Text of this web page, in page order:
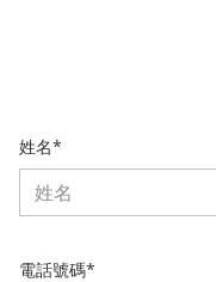
姓名*
電話號碼*